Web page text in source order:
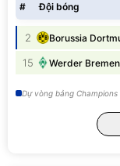
# Đội bóng
2 Borussia
15 Werder Bremen
Dự vòng bảng Champions